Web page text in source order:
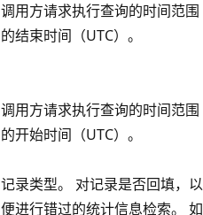
调用方请求执行查询的时间范围
的结束时间（UTC）。
调用方请求执行查询的时间范围
的开始时间（UTC）。
记录类型。 对记录是否回填，以
便进行错过的统计信息检索。 如